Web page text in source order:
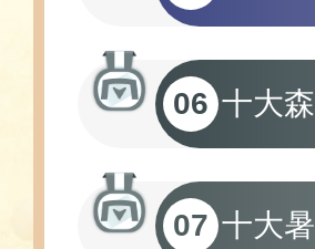
06 十大
07 十大